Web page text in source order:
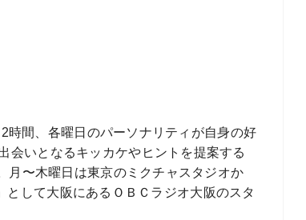
時間、各曜日のパーソナリティが自身の好
会いとなるキッカケやヒントを提案する
月〜木曜日は東京のミクチャスタジオか
して大阪にあるＯＢＣラジオ大阪のスタ